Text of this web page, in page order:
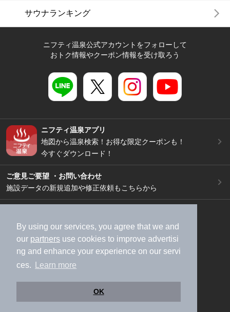
By using our services, you agree that we and
our partners use cookies to improve advertisi
ng and enhance your experience on our servi
ces.
Learn more
OK
サウナランキング
ニフティ温泉公式アカウントをフォローして
おトク情報やクーポン情報を受け取ろう
ニフティ温泉アプリ
地図から温泉検索！お得な限定クーポンも！
今すぐダウンロード！
ご意見ご要望 ・お問い合わせ
施設データの新規追加や修正依頼もこちらから
加盟店募集（資料請求）
広告出稿のご案内
利用規約
ライフスタイルMEMBERS+規約
特定商取引法に基づく表記
ヘルプ
採用情報
運営会社